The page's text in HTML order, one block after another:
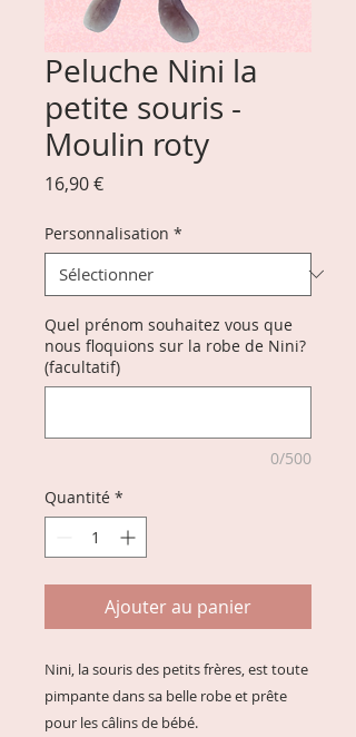
Peluche Nini la
petite souris -
Moulin roty
16,90 €Prix
Personnalisation *
Quel prénom souhaitez vous que
nous floquions sur la robe de Nini?
(facultatif)
0/500
Quantité *
Ajouter au panier
Nini, la souris des petits frères, est toute
pimpante dans sa belle robe et prête
pour les câlins de bébé.